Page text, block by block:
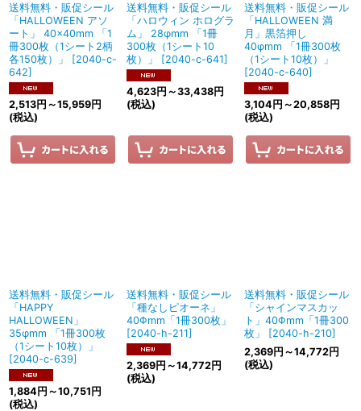
送料無料・販促シール
「HALLOWEEN アソ
ート」 40×40mm 「1
冊300枚（1シート2柄
各150枚）」
[2040-c-
642]
2,513円 ～15,959円
(税込)
送料無料・販促シール
「ハロウィン ホログラ
ム」 28φmm 「1冊
300枚（1シート10
枚）」
[2040-c-641]
4,623円 ～33,438円
(税込)
送料無料・販促シール
「HALLOWEEN 満
月」黒箔押し
40φmm 「1冊300枚
（1シート10枚）」
[2040-c-640]
3,104円 ～20,858円
(税込)
送料無料・販促シール
「HAPPY
HALLOWEEN」
35φmm 「1冊300枚
（1シート10枚）」
[2040-c-639]
1,884円 ～10,751円
(税込)
送料無料・販促シール
「種なしピオーネ」
40Φmm「1冊300枚」
[2040-h-211]
2,369円 ～14,772円
(税込)
送料無料・販促シール
「シャインマスカッ
ト」40Φmm「1冊300
枚」
[2040-h-210]
2,369円 ～14,772円
(税込)